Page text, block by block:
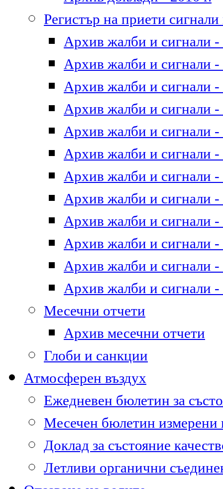
Регистър на приети
Архив жалби и сигнали -
Архив жалби и сигнали -
Архив жалби и сигнали -
Архив жалби и сигнали -
Архив жалби и сигнали -
Архив жалби и сигнали -
Архив жалби и сигнали -
Архив жалби и сигнали -
Архив жалби и сигнали -
Архив жалби и сигнали -
Архив жалби и сигнали -
Архив жалби и сигнали -
Месечни отчети
Архив месечни отчети
Глоби и санкции
Атмосферен въздух
Ежедневен бюлетин за
Месечен бюлетин
Доклад за състояние
Летливи органични